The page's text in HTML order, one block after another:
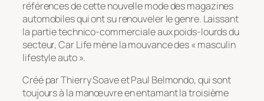
références de cette nouvelle mode des magazines
automobiles qui ont su renouveler le genre. Laissant
la partie technico-commerciale aux poids-lourds du
secteur, Car Life mène la mouvance des « masculin
lifestyle auto ».
Créé par Thierry Soave et Paul Belmondo, qui sont
toujours à la manœuvre en entamant la troisième